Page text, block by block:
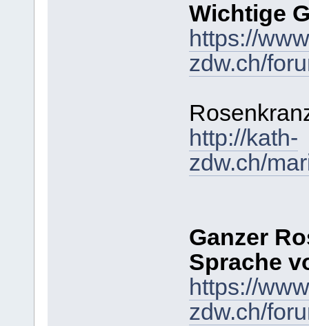
Wichtige
https://
zdw.ch/
http://kath-
zdw.ch/
Ganzer
Sprache
https://
zdw.ch/